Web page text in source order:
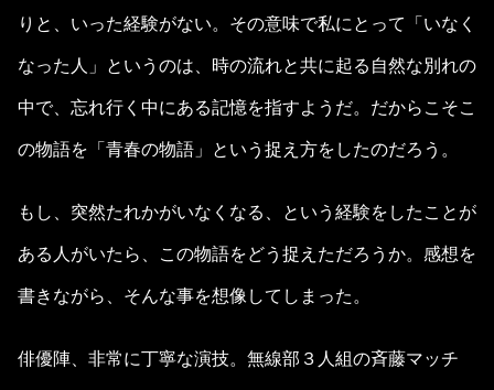
りと、いった経験がない。その意味で私にとって「いなく
なった人」というのは、時の流れと共に起る自然な別れの
中で、忘れ行く中にある記憶を指すようだ。だからこそこ
の物語を「青春の物語」という捉え方をしたのだろう。
もし、突然たれかがいなくなる、という経験をしたことが
ある人がいたら、この物語をどう捉えただろうか。感想を
書きながら、そんな事を想像してしまった。
俳優陣、非常に丁寧な演技。無線部３人組の斉藤マッチ